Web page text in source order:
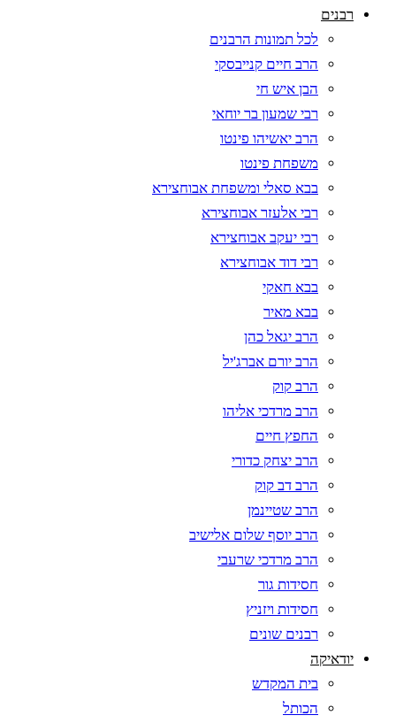
רבנים
לכל תמונות הרבנים
הרב חיים קנייבסקי
הבן איש חי
רבי שמעון בר יוחאי
הרב יאשיהו פינטו
משפחת פינטו
בבא סאלי ומשפחת אבוחצירא
רבי אלעזר אבוחצירא
רבי יעקב אבוחצירא
רבי דוד אבוחצירא
בבא חאקי
בבא מאיר
הרב יגאל כהן
הרב יורם אברג'יל
הרב קוק
הרב מרדכי אליהו
החפץ חיים
הרב יצחק כדורי
הרב דב קוק
הרב שטיינמן
הרב יוסף שלום אלישיב
הרב מרדכי שרעבי
חסידות גור
חסידות ויזניץ
רבנים שונים
יודאיקה
בית המקדש
הכותל